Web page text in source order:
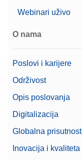
Webinari uživo
O nama
Poslovi i karijere
Održivost
Opis poslovanja
Digitalizacija
Globalna prisutnost
Inovacija i kvaliteta